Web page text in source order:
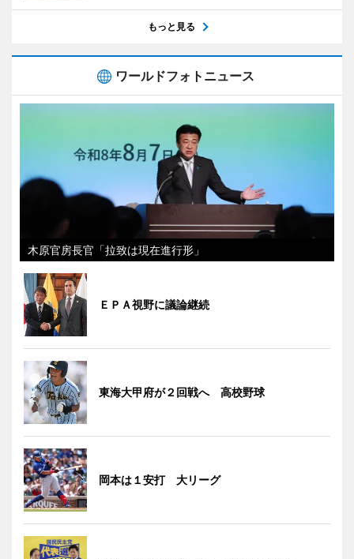
もっと見る
ワールドフォトニュース
木原官房長官「拉致は現在進行形」
ＥＰＡ視野に議論継続
東海大甲府が２回戦へ 高校野球
岡本は１安打 大リーグ